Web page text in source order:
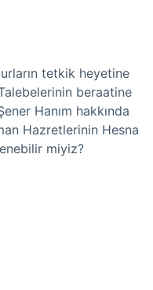
tetkik heyetine
beraatine
Hanım hakkında
Hazretlerinin Hesna
miyiz?